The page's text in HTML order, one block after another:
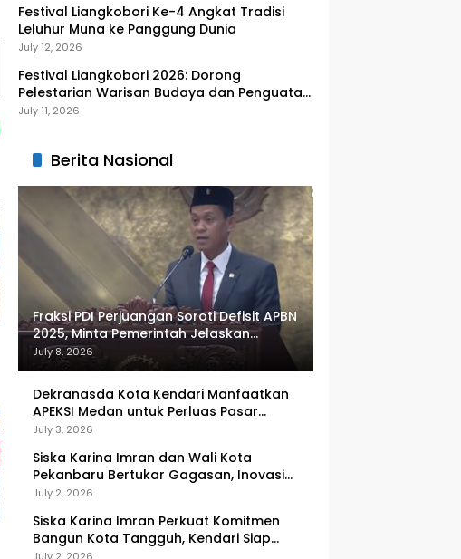
Festival Liangkobori Ke-4 Angkat Tradisi
Leluhur Muna ke Panggung Dunia
July 12, 2026
Festival Liangkobori 2026: Dorong
Pelestarian Warisan Budaya dan Penguatan
Ekonomi Masyarakat
July 11, 2026
Berita Nasional
Fraksi PDI Perjuangan Soroti Defisit APBN
2025, Minta Pemerintah Jelaskan
Sejumlah Target yang Tak Tercapai
July 8, 2026
Dekranasda Kota Kendari Manfaatkan
APEKSI Medan untuk Perluas Pasar
UMKM, Tenun Lokal Jadi Primadona
July 3, 2026
Siska Karina Imran dan Wali Kota
Pekanbaru Bertukar Gagasan, Inovasi
Peningkatan PAD Jadi Fokus Diskusi
July 2, 2026
Siska Karina Imran Perkuat Komitmen
Bangun Kota Tangguh, Kendari Siap